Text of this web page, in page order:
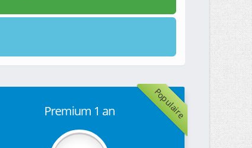
Populaire
Premium 1 an